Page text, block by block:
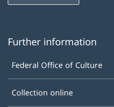
Further information
Federal Office of Culture
Collection online